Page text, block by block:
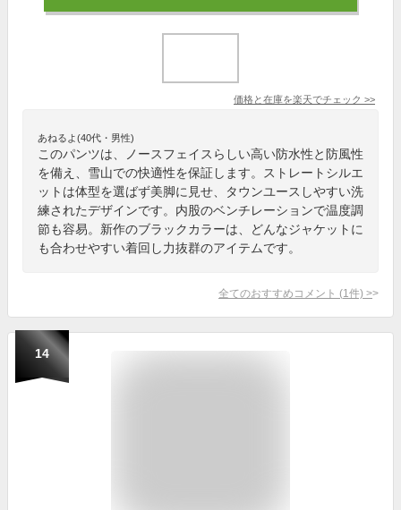
価格と在庫を楽天でチェック >>
あねるよ(40代・男性)
このパンツは、ノースフェイスらしい高い防水性と防風性
を備え、雪山での快適性を保証します。ストレートシルエ
ットは体型を選ばず美脚に見せ、タウンユースしやすい洗
練されたデザインです。内股のベンチレーションで温度調
節も容易。新作のブラックカラーは、どんなジャケットに
も合わせやすい着回し力抜群のアイテムです。
全てのおすすめコメント (1 件) >
14